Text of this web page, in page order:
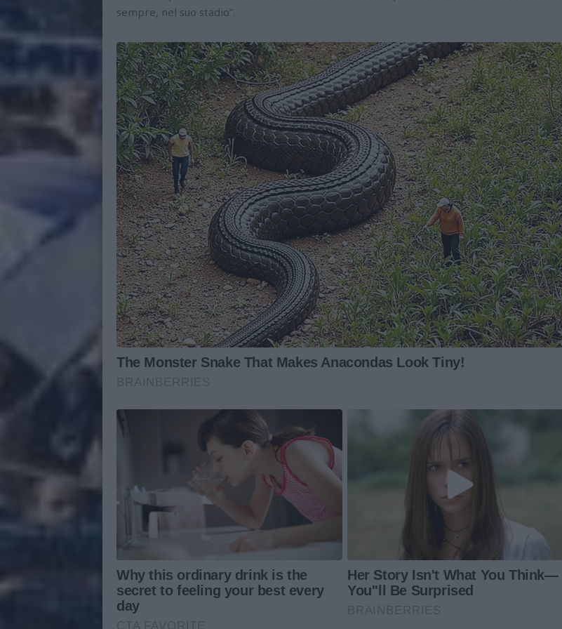
sempre, nel suo stadio”.